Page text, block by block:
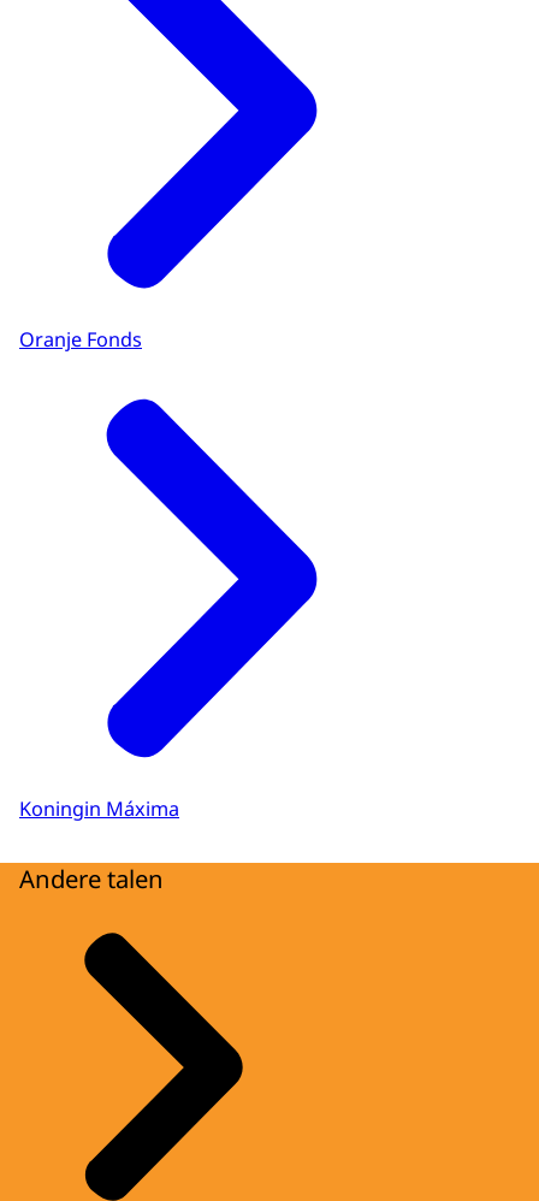
Oranje Fonds
Koningin Máxima
Andere talen